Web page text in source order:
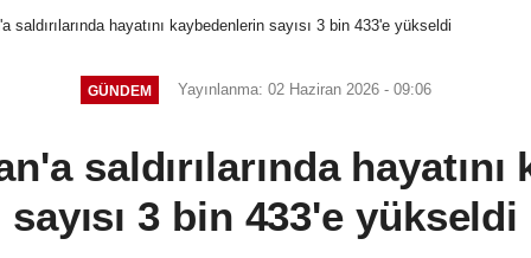
saldırılarında hayatını kaybedenlerin sayısı 3 bin 433'e yükseldi
GÜNDEM Yayınlanma: 02 Haziran 2026 - 09:06
saldırılarında
sayısı 3 bin 433'e yükseldi